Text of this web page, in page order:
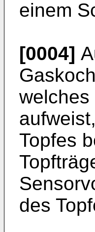
einem
[0004]
welches
Topfes
des